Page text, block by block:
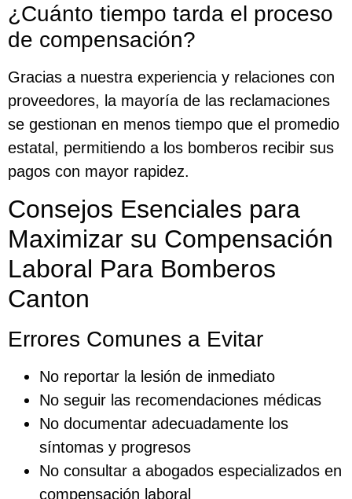
¿Cuánto tiempo tarda el proceso
de compensación?
Gracias a nuestra experiencia y relaciones con
proveedores, la mayoría de las reclamaciones
se gestionan en menos tiempo que el promedio
estatal, permitiendo a los bomberos recibir sus
pagos con mayor rapidez.
Consejos Esenciales para
Maximizar su Compensación
Laboral Para Bomberos
Canton
Errores Comunes a Evitar
No reportar la lesión de inmediato
No seguir las recomendaciones médicas
No documentar adecuadamente los
síntomas y progresos
No consultar a abogados especializados en
compensación laboral